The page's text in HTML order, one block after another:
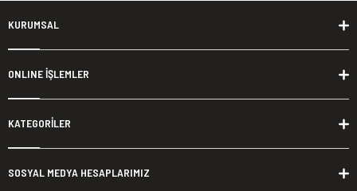
KURUMSAL
ONLINE İŞLEMLER
KATEGORİLER
SOSYAL MEDYA HESAPLARIMIZ